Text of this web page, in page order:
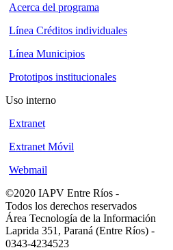
Acerca del programa
Línea Créditos individuales
Línea Municipios
Prototipos institucionales
Uso interno
Extranet
Extranet Móvil
Webmail
©2020 IAPV Entre Ríos -
Todos los derechos reservados
Área Tecnología de la Información
Laprida 351, Paraná (Entre Ríos) -
0343-4234523